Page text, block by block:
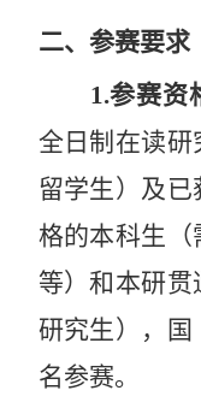
二、 参赛要求
1.参赛资
全日制在读研
留学生） 及 已
格的本科生（
等）和本研
研究生），国
名参赛。